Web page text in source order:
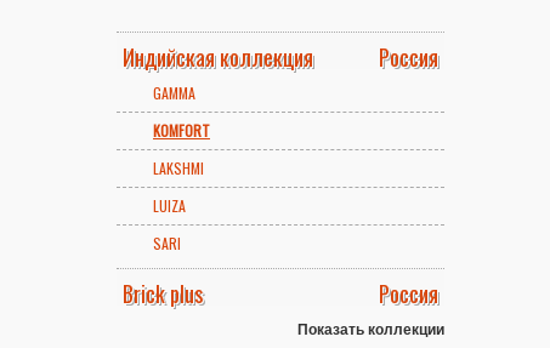
Индийская коллекция Россия
GAMMA
KOMFORT
LAKSHMI
LUIZA
SARI
Brick plus Россия
Показать коллекции